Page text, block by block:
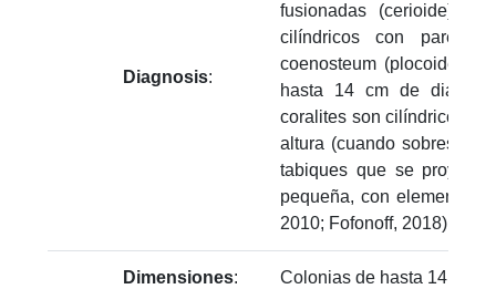
Diagnosis:
fusionadas (cerioide), o
cilíndricos con
coenosteum (plocoide).
hasta 14 cm de
coralites son cilíndricos,
altura (cuando
tabiques que se
pequeña, con elementos
2010; Fofonoff, 2018).
Dimensiones: Colonias de hasta 14 cm